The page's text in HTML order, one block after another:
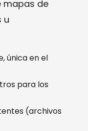
mapas de
u
única en el
para los
(archivos